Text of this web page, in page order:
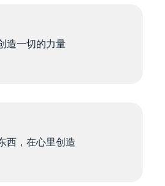
造一切的力量
西，在心里创造